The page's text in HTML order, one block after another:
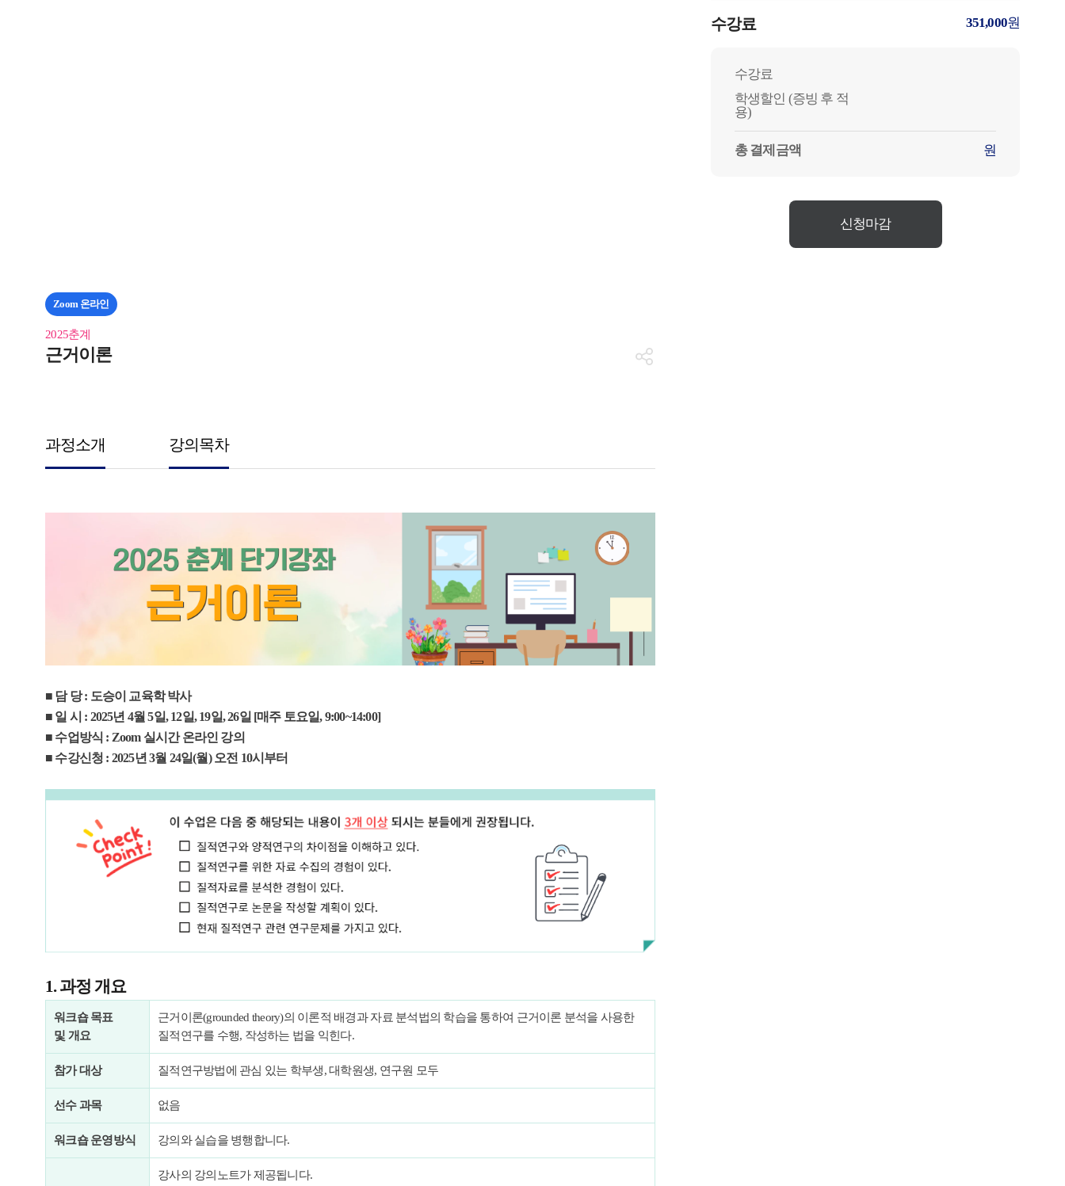
Zoom 온라인
2025춘계
근거이론
수강료 351,000원
수강료
학생할인 (증빙 후 적
용)
총 결제금액 원
신청마감
과정소개 강의목차
■ 담 당 : 도승이 교육학 박사
■ 일 시 : 2025년 4월 5일, 12일, 19일, 26일 [매주 토요일, 9:00~14:00]
■ 수업방식 : Zoom 실시간 온라인 강의
■ 수강신청 : 2025년 3월 24일(월) 오전 10시부터
1. 과정 개요
워크숍 목표
및 개요
근거이론(grounded theory)의 이론적 배경과 자료 분석법의 학습을 통하여 근거이론 분석을 사용한
질적연구를 수행, 작성하는 법을 익힌다.
참가 대상 질적연구방법에 관심 있는 학부생, 대학원생, 연구원 모두
선수 과목 없음
워크숍 운영방식 강의와 실습을 병행합니다.
강사의 강의노트가 제공됩니다.